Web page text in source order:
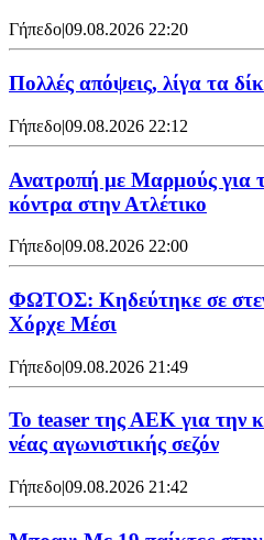
Γήπεδο|09.08.2026 22:20
Πολλές απόψεις, λίγα τα
Γήπεδο|09.08.2026 22:12
Ανατροπή με Μαρμούς για
κόντρα στην Ατλέτικο
Γήπεδο|09.08.2026 22:00
ΦΩΤΟΣ: Κηδεύτηκε σε
Χόρχε Μέσι
Γήπεδο|09.08.2026 21:49
Το teaser της ΑΕΚ για την
νέας αγωνιστικής σεζόν
Γήπεδο|09.08.2026 21:42